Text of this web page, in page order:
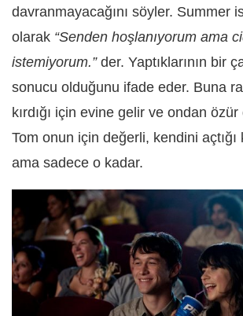
davranmayacağını söyler. Summer
olarak “Senden hoşlanıyorum ama
istemiyorum.”der. Yaptıklarının bir
sonucu olduğunu ifade eder. Buna
kırdığı için evine gelir ve ondan
Tom onun için değerli, kendini
ama sadece o kadar.